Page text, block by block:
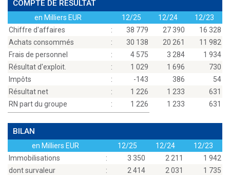
COMPTE DE RÉSULTAT
en Milliers EUR 12/25 12/24
12/23
Chiffre d'affaires
: 38 779 27 390
16 328
Achats consommés
: 30 138 20 261
11 982
Frais de personnel
: 4 575 3 284
1 934
Résultat d'exploit.
: 1 029 1 696
730
Impôts
: -143 386
54
Résultat net
: 1 226 1 233
631
RN part du groupe
: 1 226 1 233 631
BILAN
en Milliers EUR 12/25 12/24
12/23
Immobilisations
: 3 350 2 211
1 942
dont survaleur
: 2 414 2 031
1 735